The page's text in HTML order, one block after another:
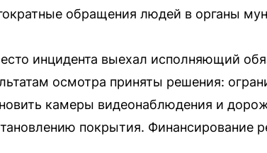
обращения людей в органы
инцидента выехал исполняющий
осмотра приняты решения:
камеры видеонаблюдения и
покрытия. Финансирование